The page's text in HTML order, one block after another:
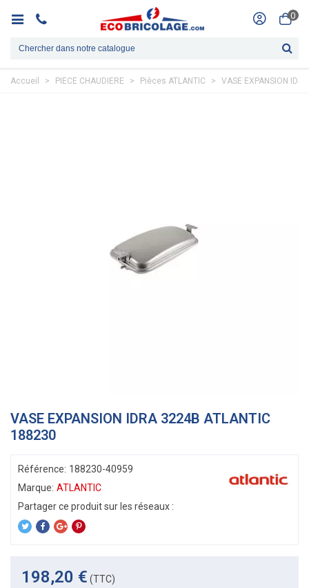
0
Accueil > PIECE CHAUDIERE > Pièces ATLANTIC > VASE EXPANSION
VASE EXPANSION IDRA 3224B ATLANTIC
188230
Référence: 188230-40959
Marque: ATLANTIC
198,20 € (TTC)